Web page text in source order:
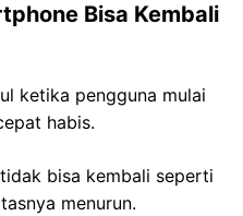
Bisa Kembali
ketika pengguna mulai
habis.
bisa kembali seperti
menurun.